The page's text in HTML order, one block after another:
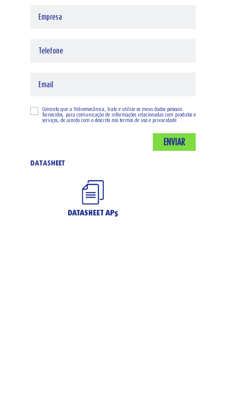
Consinto que a Vidromecânica, trate e utilize os meus dados pessoais
fornecidos, para comunicação de informações relacionadas com produtos e
serviços, de acordo com o descrito nos termos de uso e privacidade
ENVIAR
DATASHEET
DATASHEET AP5